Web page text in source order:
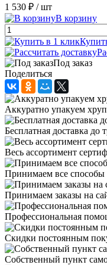
1 530 ₽ / шт
В корзину
Под заказ
Поделиться
Аккуратно упакуем
Бесплатная доставка до
Весь ассортимент
Принимаем все способы
Принимаем заказы на
Профессиональная
Скидки постоянным
Собственный пункт